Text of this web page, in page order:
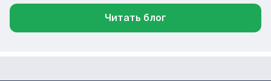
Читать блог